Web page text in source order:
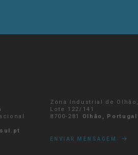
Zona Industrial de Olhão,
Lote 122/141
8700-281 Olhão, Portugal
ENVIAR MENSAGEM